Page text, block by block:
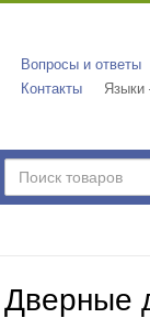
Вопросы и ответы
Контакты
Языки
Дверные